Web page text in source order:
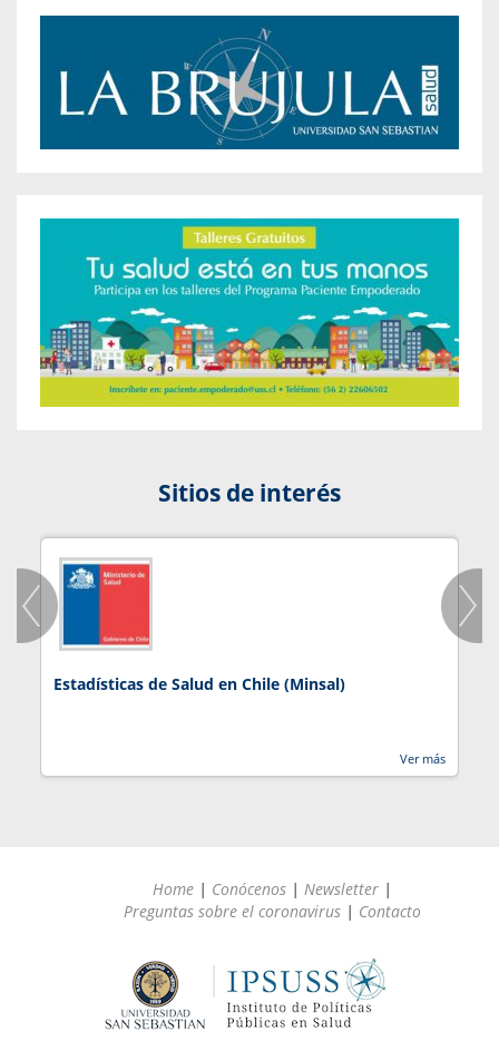
Sitios de interés
Estadísticas de Salud en Chile (Minsal)
Ver más
Home | Conócenos | Newsletter |
Preguntas sobre el coronavirus | Contacto